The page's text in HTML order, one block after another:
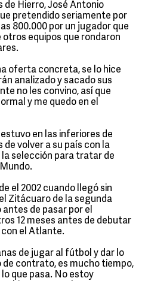
de Hierro, José Antonio
pretendido seriamente por
800.000 por un jugador que
equipos que rondaron
oferta concreta, se lo hice
analizado y sacado sus
no les convino, así que
y me quedo en el
en las inferiores de
de volver a su país con la
la selección para tratar de
el 2002 cuando llegó sin
Zitácuaro de la segunda
de pasar por el
12 meses antes de debutar
con el Atlante.
de jugar al fútbol y dar lo
de contrato, es mucho tiempo,
que pasa. No estoy